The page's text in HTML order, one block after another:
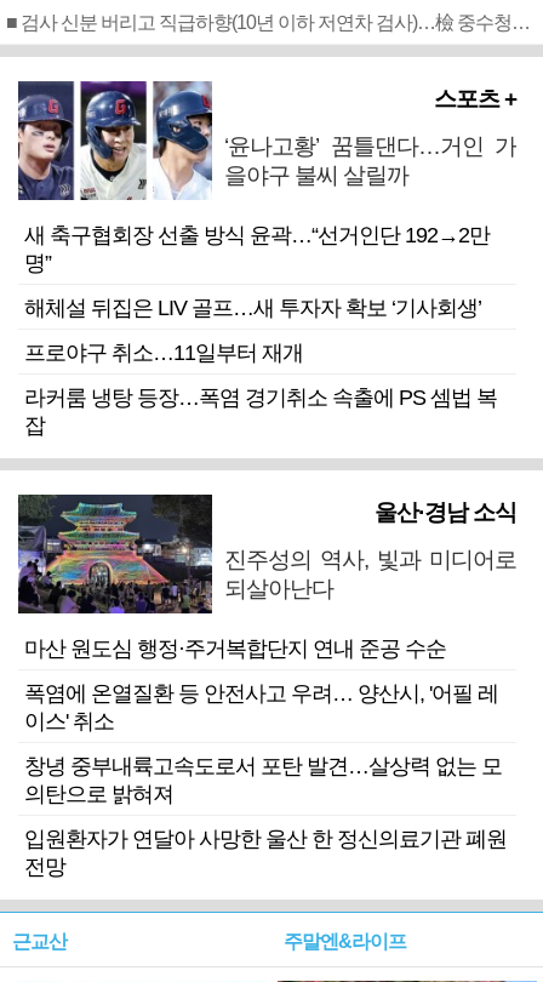
■ 검사 신분 버리고 직급하향(10년 이하 저연차 검사)…檢 중수청행 기피
스포츠 +
‘윤나고황’ 꿈틀댄다…거인 가
을야구 불씨 살릴까
새 축구협회장 선출 방식 윤곽…“선거인단 192→2만
명”
해체설 뒤집은 LIV 골프…새 투자자 확보 ‘기사회생’
프로야구 취소…11일부터 재개
라커룸 냉탕 등장…폭염 경기취소 속출에 PS 셈법 복
잡
울산·경남 소식
진주성의 역사, 빛과 미디어로
되살아난다
마산 원도심 행정·주거복합단지 연내 준공 수순
폭염에 온열질환 등 안전사고 우려… 양산시, '어필 레
이스' 취소
창녕 중부내륙고속도로서 포탄 발견…살상력 없는 모
의탄으로 밝혀져
입원환자가 연달아 사망한 울산 한 정신의료기관 폐원
전망
근교산 주말엔&라이프